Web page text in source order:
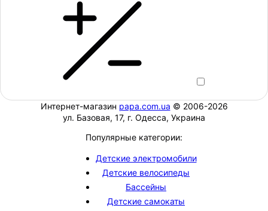
Интернет-магазин papa.com.ua © 2006-2026
ул. Базовая, 17, г. Одесса, Украина
Популярные категории:
Детские электромобили
Детские велосипеды
Бассейны
Детские самокаты